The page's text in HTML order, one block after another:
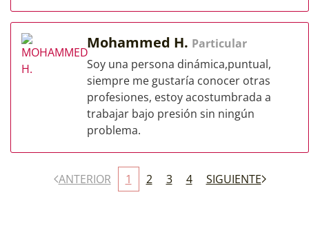
Mohammed H. Particular
Soy una persona dinámica,puntual,
siempre me gustaría conocer otras
profesiones, estoy acostumbrada a
trabajar bajo presión sin ningún
problema.
ANTERIOR 1 2 3 4 SIGUIENTE